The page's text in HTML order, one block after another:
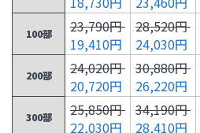
100部
23,790円
19,410円
28,520円
24,030円
200部
24,020円
20,720円
30,880円
26,220円
300部
25,850円
22,030円
34,190円
28,410円